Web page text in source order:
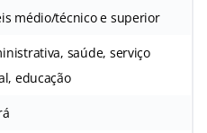
médio/técnico e superior
saúde, serviço
educação